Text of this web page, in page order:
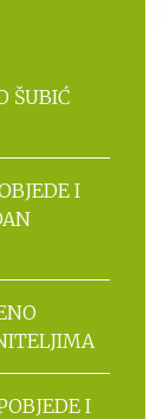
ŠUBIĆ
I
I